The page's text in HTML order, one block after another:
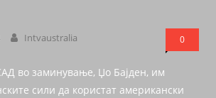
Intvaustralia 0
во заминување, Џо Бајден, им
сили да користат американски